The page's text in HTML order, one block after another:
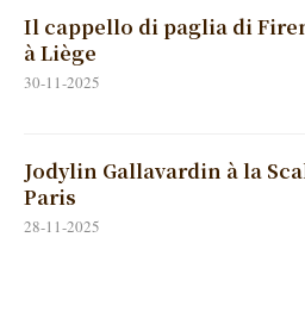
Il cappello di paglia di
à Liège
30-11-2025
Jodylin Gallavardin à la
Paris
28-11-2025